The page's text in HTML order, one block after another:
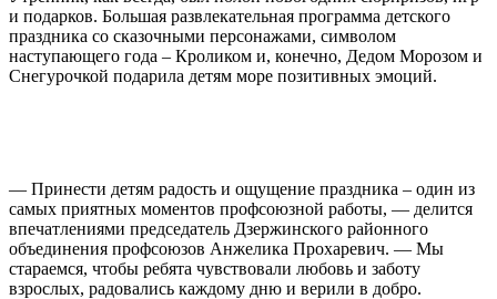
и подарков. Большая развлекательная программа детского
праздника со сказочными персонажами, символом
наступающего года – Кроликом и, конечно, Дедом Морозом и
Снегурочкой подарила детям море позитивных эмоций.
— Принести детям радость и ощущение праздника – один из
самых приятных моментов профсоюзной работы, — делится
впечатлениями председатель Дзержинского районного
объединения профсоюзов Анжелика Прохаревич. — Мы
стараемся, чтобы ребята чувствовали любовь и заботу
взрослых, радовались каждому дню и верили в добро.